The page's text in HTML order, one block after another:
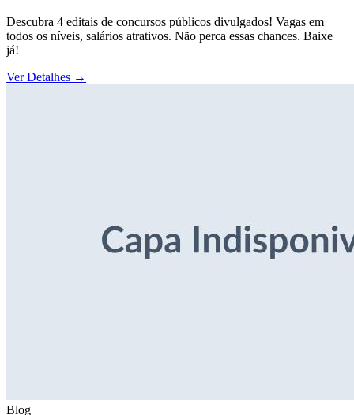
Descubra 4 editais de concursos públicos divulgados! Vagas em
todos os níveis, salários atrativos. Não perca essas chances. Baixe
já!
Ver Detalhes →
Blog